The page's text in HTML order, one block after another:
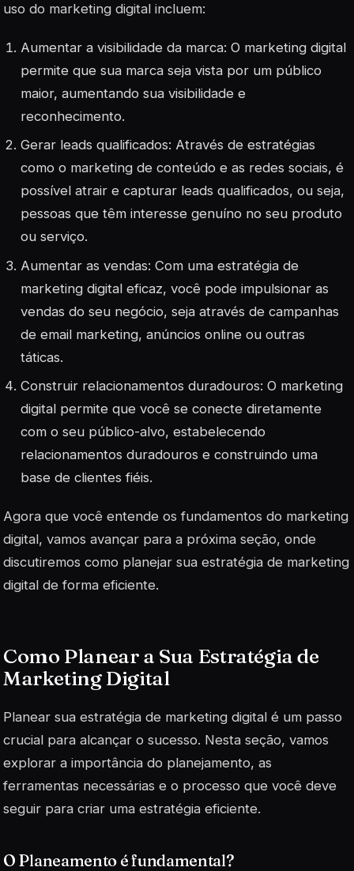
uso do marketing digital incluem:
Aumentar a visibilidade da marca: O marketing digital
permite que sua marca seja vista por um público
maior, aumentando sua visibilidade e
reconhecimento.
Gerar leads qualificados: Através de estratégias
como o marketing de conteúdo e as redes sociais, é
possível atrair e capturar leads qualificados, ou seja,
pessoas que têm interesse genuíno no seu produto
ou serviço.
Aumentar as vendas: Com uma estratégia de
marketing digital eficaz, você pode impulsionar as
vendas do seu negócio, seja através de campanhas
de email marketing, anúncios online ou outras
táticas.
Construir relacionamentos duradouros: O marketing
digital permite que você se conecte diretamente
com o seu público-alvo, estabelecendo
relacionamentos duradouros e construindo uma
base de clientes fiéis.
Agora que você entende os fundamentos do marketing
digital, vamos avançar para a próxima seção, onde
discutiremos como planejar sua estratégia de marketing
digital de forma eficiente.
Como Planear a Sua Estratégia de
Marketing Digital
Planear sua estratégia de marketing digital é um passo
crucial para alcançar o sucesso. Nesta seção, vamos
explorar a importância do planejamento, as
ferramentas necessárias e o processo que você deve
seguir para criar uma estratégia eficiente.
O Planeamento é fundamental?